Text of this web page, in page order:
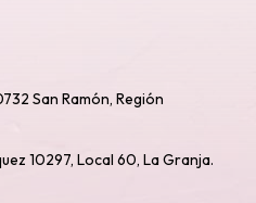
San Ramón, Región
10297, Local 60, La Granja.